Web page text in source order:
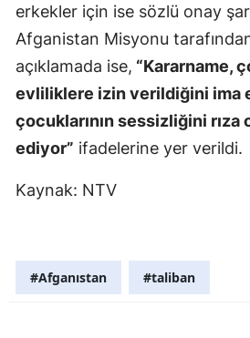
erkekler için ise sözlü onay
Afganistan Misyonu
açıklamada ise, “Kararname,
evliliklere izin verildiğini ima
çocuklarının sessizliğini rıza
ediyor” ifadelerine yer verildi.
Kaynak: NTV
#Afganıstan #taliban